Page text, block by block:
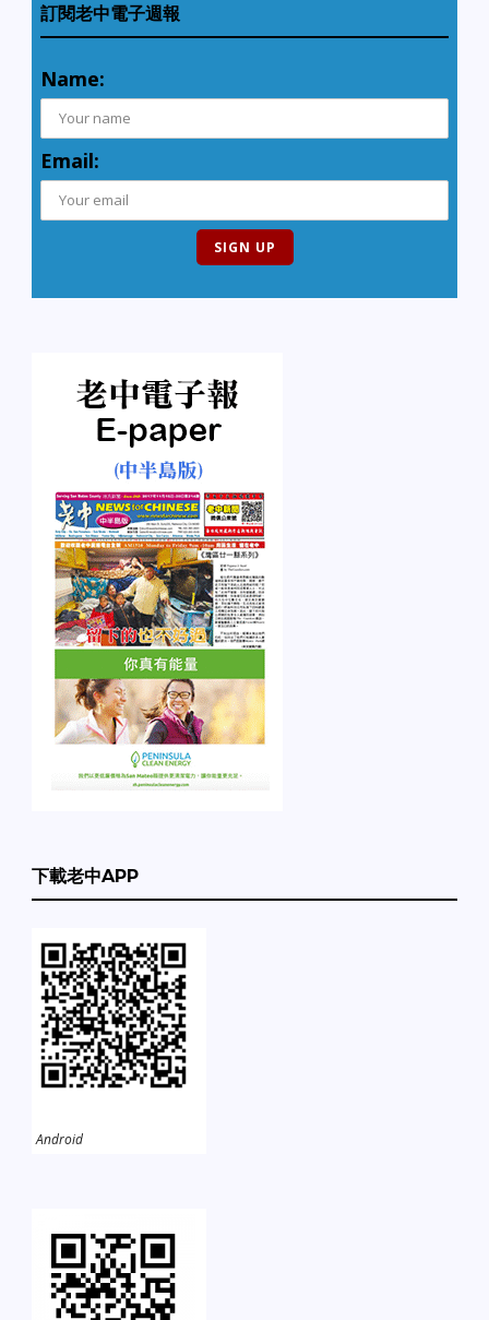
訂閱老中電子週報
Name:
Email:
下載老中APP
Android